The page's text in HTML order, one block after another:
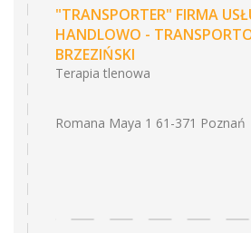
"TRANSPORTER" FIRMA
HANDLOWO -
BRZEZIŃSKI
Terapia tlenowa
Romana Maya 1 61-371 Poznań